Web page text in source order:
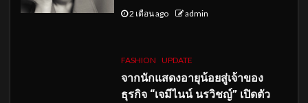
2 เดือน ago admin
FASHION UPDATE
จากนักแสดงอายุน้อยสู่เจ้าของ
ธุรกิจ “เจมีไนน์ นรวิชญ์” เปิดตัว